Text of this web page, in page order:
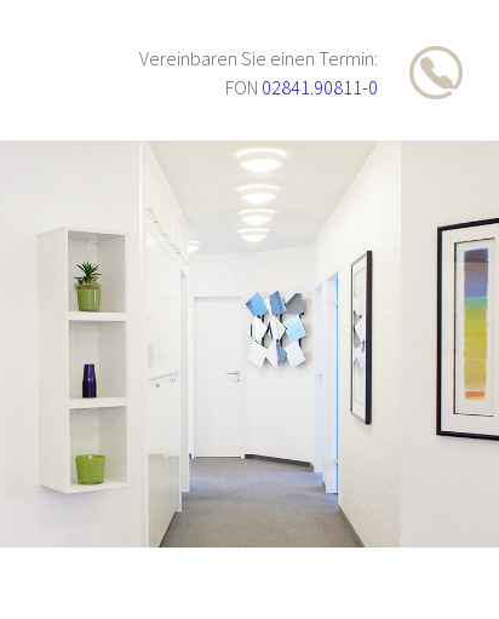
Vereinbaren Sie einen Termin:
FON 02841.90811-0